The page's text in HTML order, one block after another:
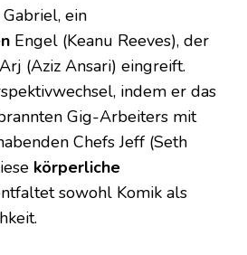
ein
Engel (Keanu Reeves), der
(Aziz Ansari) eingreift.
indem er das
Gig-Arbeiters mit
Chefs Jeff (Seth
körperliche
sowohl Komik als